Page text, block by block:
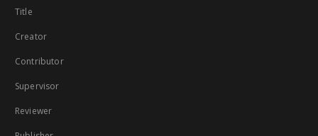
Title
Creator
Contributor
Supervisor
Reviewer